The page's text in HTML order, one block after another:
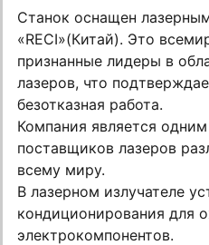
Станок оснащен
«RECI»(Китай). Это
признанные лидеры в
лазеров, что
безотказная работа.
Компания является
поставщиков лазеров
всему миру.
В лазерном излучателе
кондиционирования для
электрокомпонентов.